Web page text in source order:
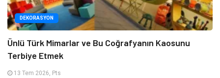
DEKORASYON
Ünlü Türk Mimarlar ve Bu Coğrafyanın Kaosunu
Terbiye Etmek
13 Tem 2026, Pts